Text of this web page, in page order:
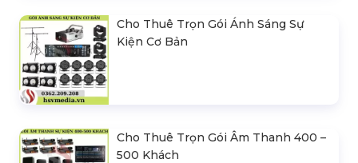
Cho Thuê Trọn Gói Ánh Sáng Sự
Kiện Cơ Bản
Cho Thuê Trọn Gói Âm Thanh 400 –
500 Khách